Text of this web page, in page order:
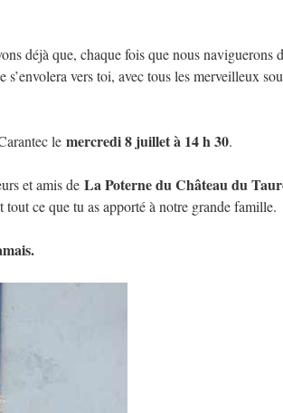
déjà que, chaque fois que nous naviguerons
vers toi, avec tous les merveilleux
le mercredi 8 juillet à 14 h 30.
et amis de La Poterne du Château du
ce que tu as apporté à notre grande famille.